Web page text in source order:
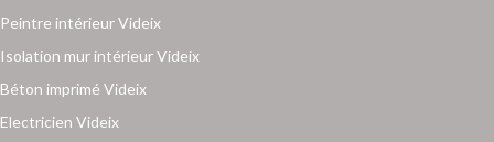
Peintre intérieur Videix
Isolation mur intérieur Videix
Béton imprimé Videix
Electricien Videix